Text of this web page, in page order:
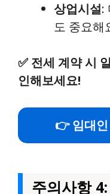
상업시설:
도 중요해
✅ 전세 계약 시
인해보세요!
👉 임대
주의사항